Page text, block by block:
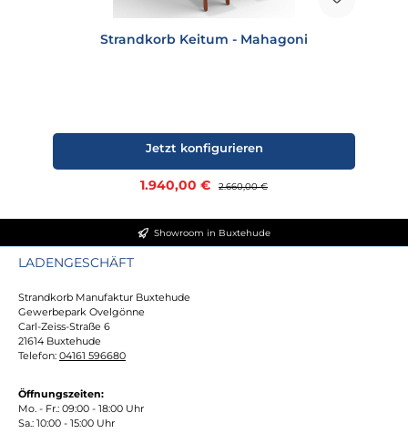
Strandkorb Keitum - Mahagoni
Verkaufspreis:
1.940,00 € Regulärer Preis:
2.660,00 €
Jetzt konfigurieren
Showroom in Buxtehude
LADENGESCHÄFT
Strandkorb Manufaktur Buxtehude
Gewerbepark Ovelgönne
Carl-Zeiss-Straße 6
21614 Buxtehude
Telefon: 04161 596680
Öffnungszeiten:
Mo. - Fr.: 09:00 - 18:00 Uhr
Sa.: 10:00 - 15:00 Uhr